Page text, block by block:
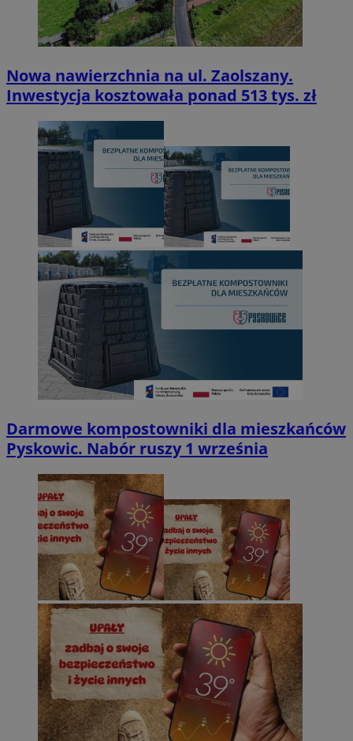
Nowa nawierzchnia na ul. Zaolszany.
Inwestycja kosztowała ponad 513 tys. zł
Darmowe kompostowniki dla mieszkańców
Pyskowic. Nabór ruszy 1 września